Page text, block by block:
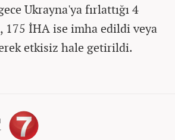
Ukrayna'ya fırlattığı 4
175 İHA ise imha edildi veya
etkisiz hale getirildi.